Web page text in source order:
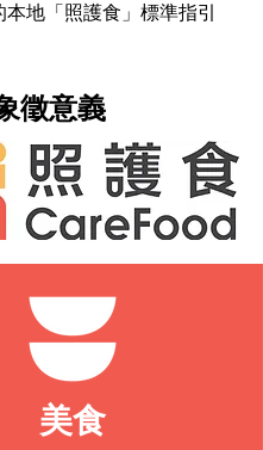
本地「照護食」標準指引
徵意義
美食